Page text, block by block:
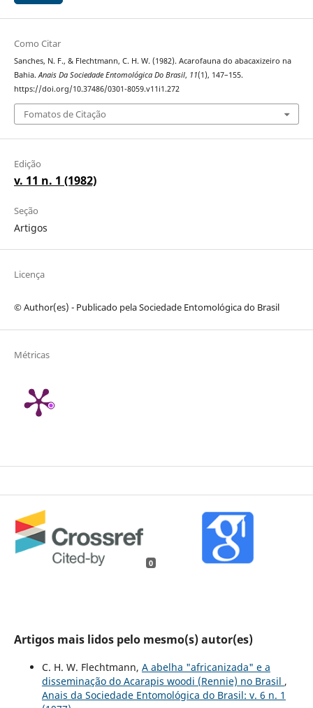
Como Citar
Sanches, N. F., & Flechtmann, C. H. W. (1982). Acarofauna do abacaxizeiro na
Bahia.Anais Da Sociedade Entomológica Do Brasil, 11(1), 147–155.
https://doi.org/10.37486/0301-8059.v11i1.272
Fomatos de Citação
Edição
v. 11 n. 1 (1982)
Seção
Artigos
Licença
© Author(es) - Publicado pela Sociedade Entomológica do Brasil
Métricas
0
Artigos mais lidos pelo mesmo(s) autor(es)
C. H. W. Flechtmann, A abelha "africanizada" e a
disseminação do Acarapis woodi (Rennie) no Brasil ,
Anais da Sociedade Entomológica do Brasil: v. 6 n. 1